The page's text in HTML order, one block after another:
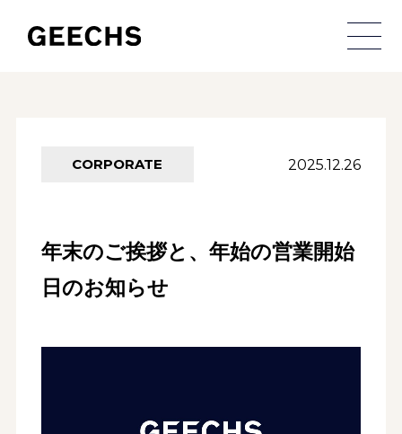
CORPORATE 2025.12.26
年末のご挨拶と、年始の営業開始
日のお知らせ